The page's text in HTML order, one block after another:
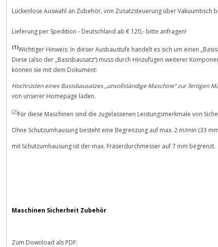
Lückenlose Auswahl an Zubehör, von Zusatzsteuerung über Vakuumtisch
Lieferung per Spedition - Deutschland ab € 120,- bitte anfragen!
(1)Wichtiger Hinweis: In dieser Ausbaustufe handelt es sich um einen
Diese (also der „Basisbausatz“) muss durch Hinzufügen weiterer
können sie mit dem Dokument:
Hochrüsten eines Basisbausatzes „unvollständige Maschine“ zur fertigen
von unserer Homepage laden.
(2)Für diese Maschinen sind die zugelassenen Leistungsmerkmale von
Ohne Schutzumhausung besteht eine Begrenzung auf max. 2 m/min (33
mit Schutzumhausung ist der max. Fräserdurchmesser auf 7 mm begrenzt.
Maschinen Sicherheit Zubehör
Zum Download als PDF: